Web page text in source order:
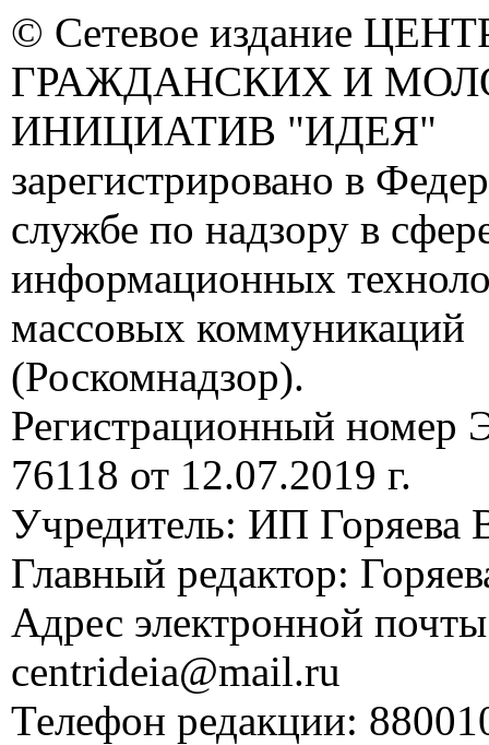
© Сетевое издание
ГРАЖДАНСКИХ И
ИНИЦИАТИВ "ИДЕЯ"
зарегистрировано в
службе по надзору в
информационных
массовых коммуникаций
(Роскомнадзор).
Регистрационный
76118 от 12.07.2019 г.
Учредитель: ИП Горяева
Главный редактор:
Адрес электронной
centrideia@mail.ru
Телефон редакции: